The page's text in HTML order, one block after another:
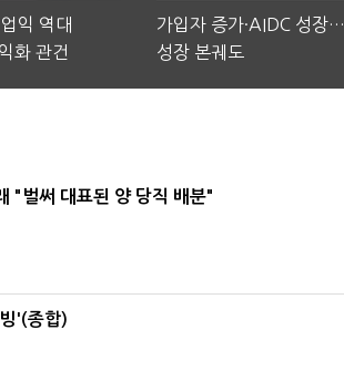
익 역대
화 관건
가입자 증가·AIDC 성장
성장 본궤도
"벌써 대표된 양 당직 배분"
'(종합)